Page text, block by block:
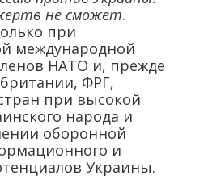
не сможет.
при
международной
НАТО и, прежде
ФРГ,
при высокой
народа и
оборонной
и
Украины.